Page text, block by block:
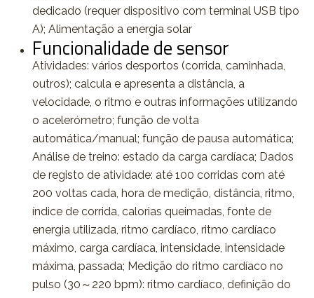
dedicado (requer dispositivo com terminal USB tipo
A); Alimentação a energia solar
Funcionalidade de sensor
Atividades: vários desportos (corrida, caminhada,
outros); calcula e apresenta a distância, a
velocidade, o ritmo e outras informações utilizando
o acelerómetro; função de volta
automática/manual; função de pausa automática;
Análise de treino: estado da carga cardíaca; Dados
de registo de atividade: até 100 corridas com até
200 voltas cada, hora de medição, distância, ritmo,
índice de corrida, calorias queimadas, fonte de
energia utilizada, ritmo cardíaco, ritmo cardíaco
máximo, carga cardíaca, intensidade, intensidade
máxima, passada; Medição do ritmo cardíaco no
pulso (30～220 bpm): ritmo cardíaco, definição do